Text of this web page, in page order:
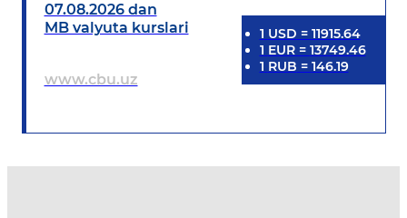
07.08.2026 dan
MB valyuta kurslari
www.cbu.uz
1 USD = 11915.64
1 EUR= 13749.46
1 RUB = 146.19